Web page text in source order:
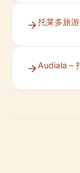
托莱多旅
Audiala –